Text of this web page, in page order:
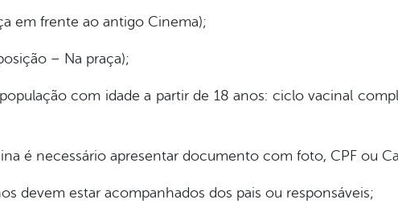
em frente ao antigo Cinema);
– Na praça);
com idade a partir de 18 anos: ciclo vacinal
é necessário apresentar documento com foto, CPF ou
devem estar acompanhados dos pais ou responsáveis;